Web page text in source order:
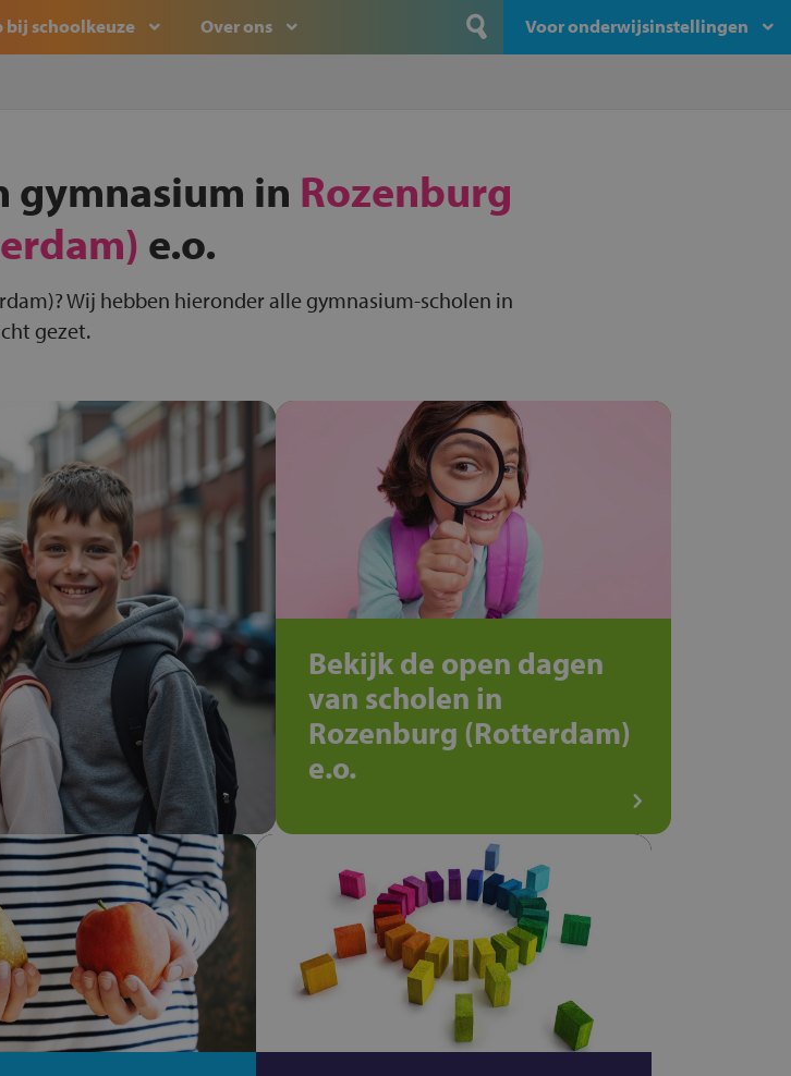
bij schoolkeuze Over ons Voor onderwijsinstellingen
gymnasium in Rozenburg
e.o.
Wij hebben hieronder alle gymnasium-scholen in
gezet.
Bekijk de open dagen
van scholen in
Rozenburg (Rotterdam)
e.o.